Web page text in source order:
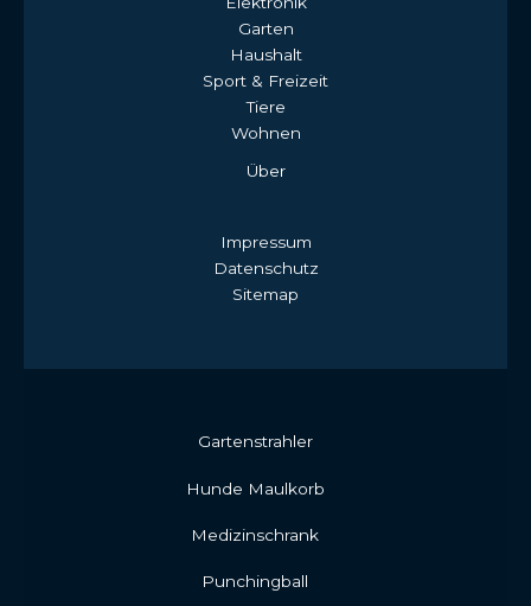
Garten
Haushalt
Sport & Freizeit
Tiere
Wohnen
Über
Impressum
Datenschutz
Sitemap
Gartenstrahler
Hunde Maulkorb
Medizinschrank
Punchingball